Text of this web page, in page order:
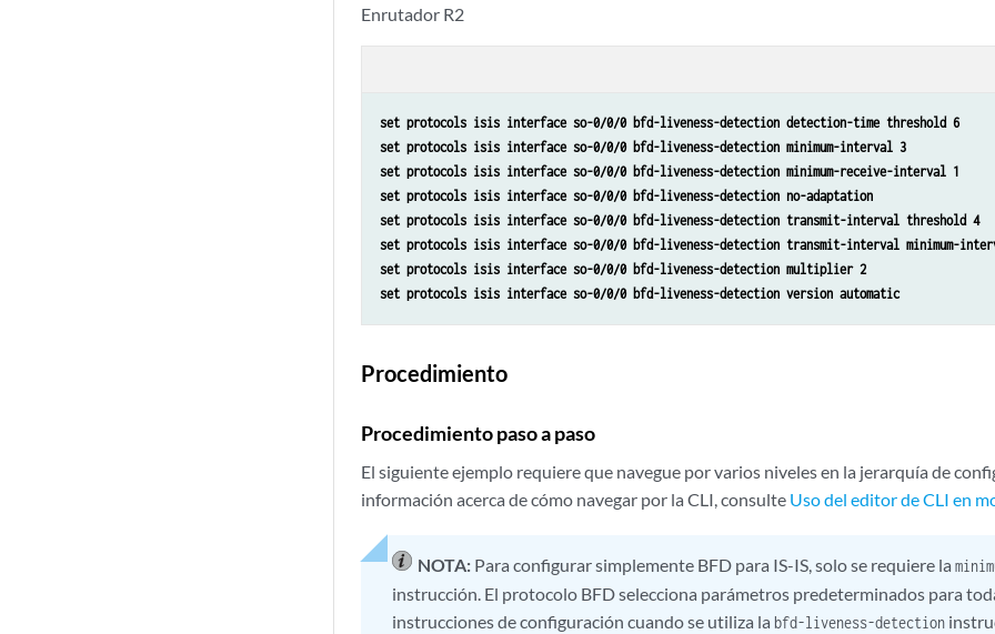
Enrutador R2
set protocols isis interface so-0/0/0 bfd-liveness-detection detection-time threshold 6
set protocols isis interface so-0/0/0 bfd-liveness-detection minimum-interval 3
set protocols isis interface so-0/0/0 bfd-liveness-detection minimum-receive-interval 1
set protocols isis interface so-0/0/0 bfd-liveness-detection no-adaptation
set protocols isis interface so-0/0/0 bfd-liveness-detection transmit-interval threshold 4
set protocols isis interface so-0/0/0 bfd-liveness-detection transmit-interval minimum-
set protocols isis interface so-0/0/0 bfd-liveness-detection multiplier 2
set protocols isis interface so-0/0/0 bfd-liveness-detection version automatic
Procedimiento
Procedimiento paso a paso
El siguiente ejemplo requiere que navegue por varios niveles en la jerarquía de
información acerca de cómo navegar por la CLI, consulte Uso del editor de CLI en
NOTA: Para configurar simplemente BFD para IS-IS, solo se requiere la
instrucción. El protocolo BFD selecciona parámetros predeterminados para
instrucciones de configuración cuando se utiliza la bfd-liveness-detection